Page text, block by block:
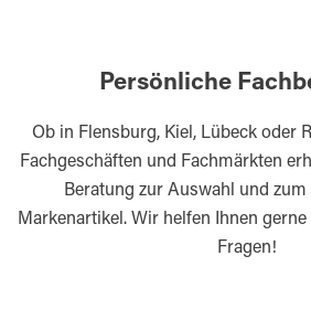
Persönliche
Ob in Flensburg, Kiel, Lübeck oder
Fachgeschäften und Fachmärkten
Beratung zur Auswahl und
Markenartikel. Wir helfen Ihnen
Fragen!